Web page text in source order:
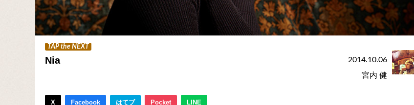
TAP the NEXT
Nia 2014.10.06
宮内 健
X Facebook はてブ Pocket LINE